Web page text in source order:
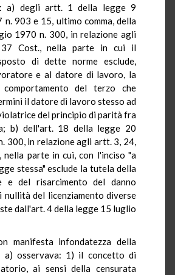
a) degli artt. 1 della legge 9
n. 903 e 15, ultimo comma, della
1970 n. 300, in relazione agli
Cost., nella parte in cui il
di dette norme esclude,
e al datore di lavoro, la
del terzo che
il datore di lavoro stesso ad
del principio di parità fra
b) dell'art. 18 della legge 20
300, in relazione agli artt. 3, 24,
nella parte in cui, con l'inciso "a
stessa" esclude la tutela della
e del risarcimento del danno
nullità del licenziamento diverse
dall'art. 4 della legge 15 luglio
manifesta infondatezza della
a) osservava: 1) il concetto di
ai sensi della censurata